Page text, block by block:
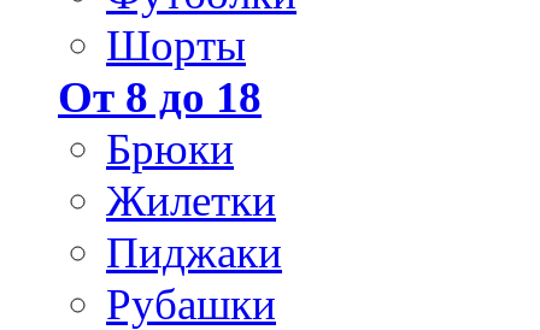
Шорты
От 8 до 18
Брюки
Жилетки
Пиджаки
Рубашки